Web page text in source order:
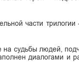
части трилогии
судьбы людей,
диалогами и